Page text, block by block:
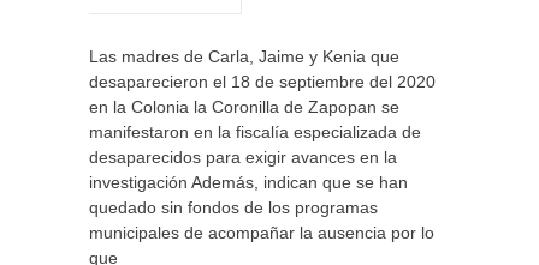
Las madres de Carla, Jaime y Kenia que
desaparecieron el 18 de septiembre del 2020
en la Colonia la Coronilla de Zapopan se
manifestaron en la fiscalía especializada de
desaparecidos para exigir avances en la
investigación Además, indican que se han
quedado sin fondos de los programas
municipales de acompañar la ausencia por lo
que